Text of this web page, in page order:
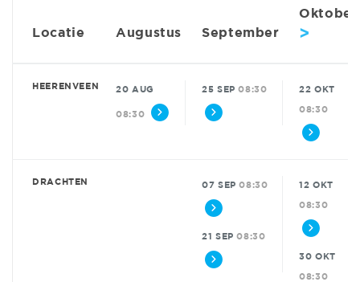
Locatie Augustus September
Oktober
>
HEERENVEEN 20 AUG
08:30
25 SEP 08:30 22 OKT
08:30
DRACHTEN 07 SEP 08:30
21 SEP 08:30
12 OKT
08:30
30 OKT
08:30